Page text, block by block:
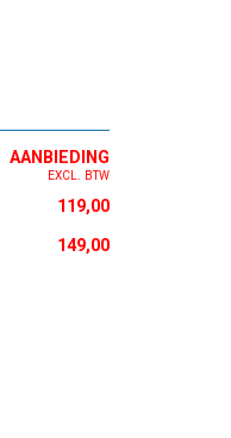
AANBIEDING
EXCL. BTW
119,00
149,00